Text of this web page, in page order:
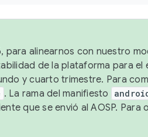
para alinearnos con nuestro
de la plataforma para
y cuarto trimestre. Para
. La rama del manifiesto
que se envió al AOSP.